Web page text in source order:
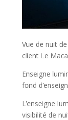
Vue de nuit
client Le
Enseigne
fond
L’enseigne
visibilité de